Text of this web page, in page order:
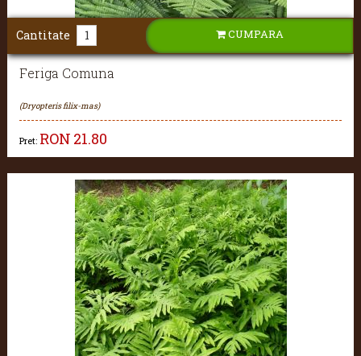
Feriga Comuna
(Dryopteris filix-mas)
Pret: RON 21.80
Cantitate CUMPARA